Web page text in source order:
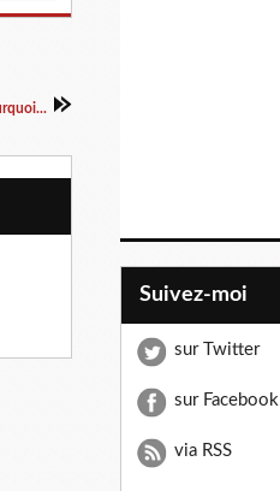
Suivez-moi
sur Twitter
sur Facebook
via RSS